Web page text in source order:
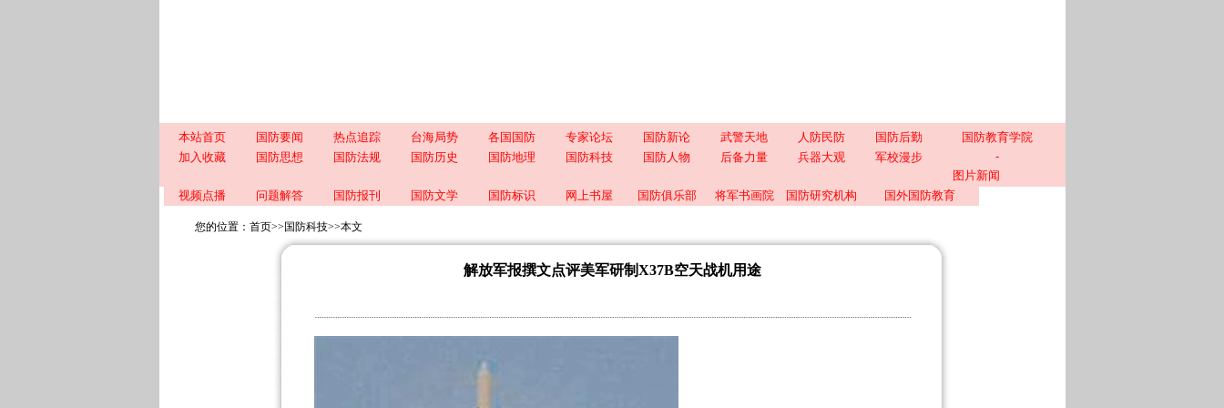
本站首页 国防要闻 热点追踪 台海局势 各国国防 专家论坛 国防新论 武警天地 人防民防 国防后勤
国防教育学院
加入收藏
国防思想 国防法规 国防历史 国防地理 国防科技 国防人物 后备力量 兵器大观 军校漫步
-
图片新闻
视频点播
问题解答 国防报刊 国防文学 国防标识 网上书屋 国防俱乐部 将军书画院 国防研究机构 国外国防教育
您的位置： 首页>> 国防科技>>本文
解放军报撰文点评美军研制X37B空天战机用途